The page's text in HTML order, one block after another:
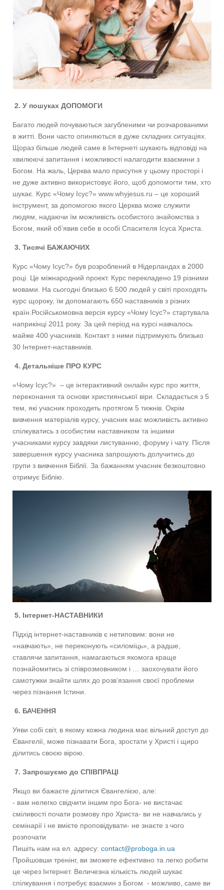
2. У пошуках ДОПОМОГИ
Багато людей почуваються загубленими чи розчарованими
в житті. Вони часто опиняються в дуже складних ситуаціях.
Щораз більше людей саме в Інтернеті шукають відповіді на
хвилюючі запитання і можливості налагодити взаємини з
Богом. На жаль, Церква мало присутня у цьому просторі і
не дуже активно використовує його, щоб допомогти тим, хто
шукає. Курс «Чому Ісус?» www.whyjesus.ru – це хороший
інструмент, за допомогою якого Церква може служити
людям, надаючи їм можливість особистого знайомства з
Богом, який об’явив себе в особі Спасителя Ісуса Христа.
3. Тисячі БАЖАЮЧИХ
Курс «Чому Ісус?» був розроблений в Нідерландах в 2000
році. Це міжнародний проект. Курс перекладено 19 різними
мовами. На сьогодні близько 6 500 людей у світі проходять
курс щороку, їм допомагають 650 наставників з різних
країн.Російськомовна версія курсу «Чому Ісус?» стартувала
наприкінці 2011 року. За цей період на курсі навчалось
майже 400 учасників. Контакт з ними підтримують близько
30 Інтернет-наставників.
4. Детальніше ПРО КУРС
«Чому Ісус?» – це інтерактивний онлайн курс про життя,
переконання та основи християнської віри. Складається з 5
тем, які учасник проходить протягом 5 тижнів. Окрім
вивчення матеріалів курсу, учасник має можливість активно
спілкуватись з особистим наставником та іншими
учасниками курсу завдяки листуванню, форуму і чату. Після
завершення курсу учасника запрошують долучитись до
групи з вивчення Біблії. За бажанням учасник безкоштовно
отримує Біблію.
5. Інтернет-НАСТАВНИКИ
Підхід інтернет-наставників є нетиповим: вони не
«навчають», не переконують «силоміць», а радше,
ставлячи запитання, намагаються якомога краще
познайомитись зі співрозмовником і … заохочувати його
самотужки знайти шлях до розв’язання своєї проблеми
через пізнання Істини.
6. БАЧЕННЯ
Уяви собі світ, в якому кожна людина має вільний доступ до
Євангелії, може пізнавати Бога, зростати у Христі і щиро
ділитись своєю вірою.
7. Запрошуємо до СПІВПРАЦІ
Якщо ви бажаєте ділитися Євангелією, але:
- вам нелегко свідчити іншим про Бога- не вистачає
сміливості почати розмову про Христа- ви не навчались у
семінарії і не вмієте проповідувати- не знаєте з чого
розпочати
Пишіть нам на ел. адресу: contact@proboga.in.ua
Пройшовши тренінг, ви зможете ефективно та легко робити
це через Інтернет. Величезна кількість людей шукає
спілкування і потребує взаємин з Богом - можливо, саме ви